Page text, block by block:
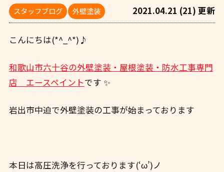
スタッフブログ 外壁塗装 2021.04.21 (21) 更新
こんにちは(*^_^*)♪
和歌山市六十谷の外壁塗装・屋根塗装・防水工事専門
店 エースペイントです ✨
岩出市中迫で外壁塗装の工事が始まっております
本日は高圧洗浄を行っております(‘ω’)ノ